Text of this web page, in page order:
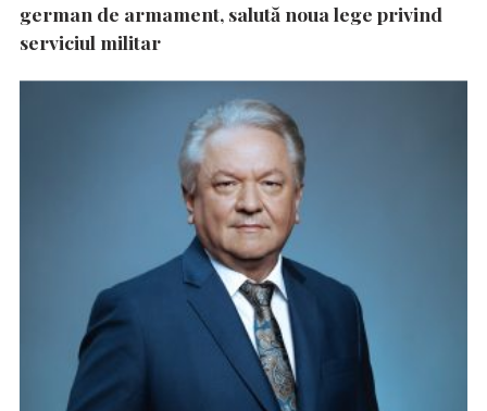
german de armament, salută noua lege privind
serviciul militar